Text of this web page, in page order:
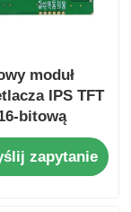
moduł
IPS TFT
bitową
kolorów,
105,5 mm
* 3,0 mm i
zapytanie